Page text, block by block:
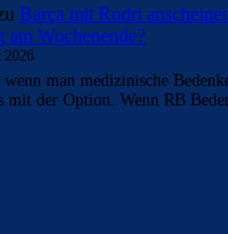
2026
dann Ter Stegen, jetzt
langsam aber sich wird man das